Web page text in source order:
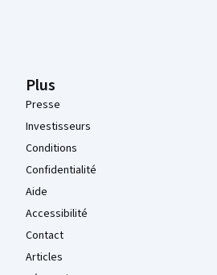
Plus
Presse
Investisseurs
Conditions
Confidentialité
Aide
Accessibilité
Contact
Articles